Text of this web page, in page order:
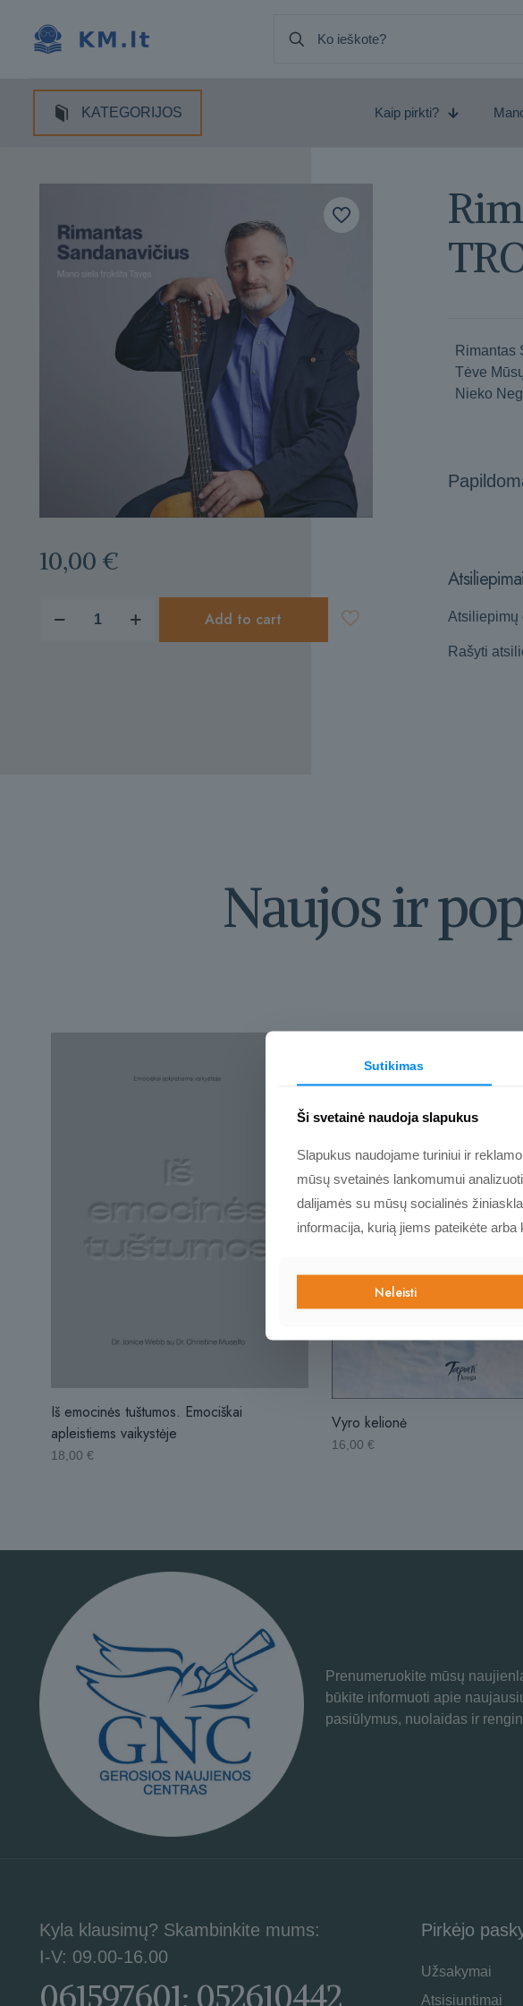
KATEGORIJOS Kaip pirkti?
10,00 €
Add to cart
Rimantas
Tėve
Nieko
Atsiliepimai
Atsiliepimų
Rašyti
Naujos ir
Iš emocinės tuštumos. Emociškai
apleistiems vaikystėje
18,00 €
Vyro kelionė
16,00 €
Prenumeruokite mūsų
būkite informuoti apie
pasiūlymus, nuolaidas ir
Kyla klausimų? Skambinkite mums:
I-V: 09.00-16.00
061597601; 052610442
Pirkėjo
Užsakymai
Atsisiuntimai
Sutikimas
Ši svetainė naudoja slapukus
Slapukus naudojame turiniui ir
mūsų svetainės lankomumui
dalijamės su mūsų socialinės
informacija, kurią jiems pateikėte
Neleisti